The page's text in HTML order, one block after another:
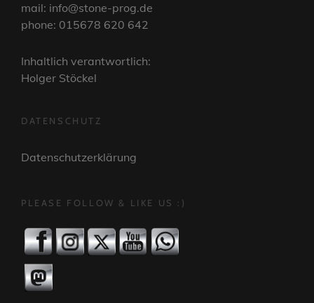
mail: info@stone-prog.de
phone: 015678 620 642
Inhaltlich verantwortlich:
Holger Stöckel
DATENSCHUTZ
Datenschutzerklärung
PLEASE FOLLOW & LIKE US :)